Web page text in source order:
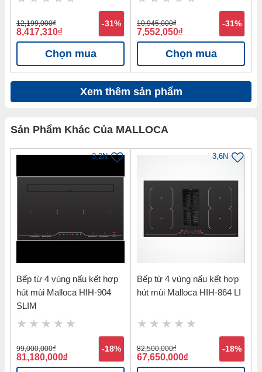
12,199,000đ
8,417,310đ
-31%
Chọn mua
10,945,000đ
7,552,050đ
-31%
Chọn mua
Xem thêm sản phẩm
Sản Phẩm Khác Của MALLOCA
3,2N
Bếp từ 4 vùng nấu kết hợp
hút mùi Malloca HIH-904
SLIM
99,000,000đ
81,180,000đ
-18%
3,6N
Bếp từ 4 vùng nấu kết hợp
hút mùi Malloca HIH-864 LI
82,500,000đ
67,650,000đ
-18%